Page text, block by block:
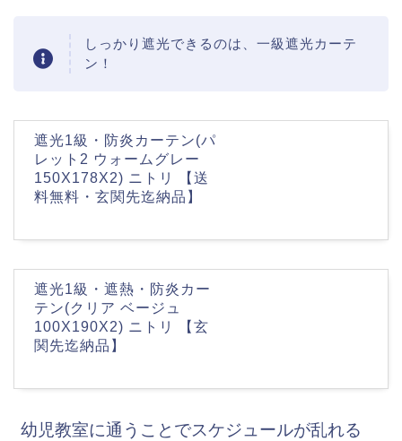
しっかり遮光できるのは、一級遮光カーテ
ン！
遮光1級・防炎カーテン(パ
レット2 ウォームグレー
150X178X2) ニトリ 【送
料無料・玄関先迄納品】
遮光1級・遮熱・防炎カー
テン(クリア ベージュ
100X190X2) ニトリ 【玄
関先迄納品】
幼児教室に通うことでスケジュールが乱れる